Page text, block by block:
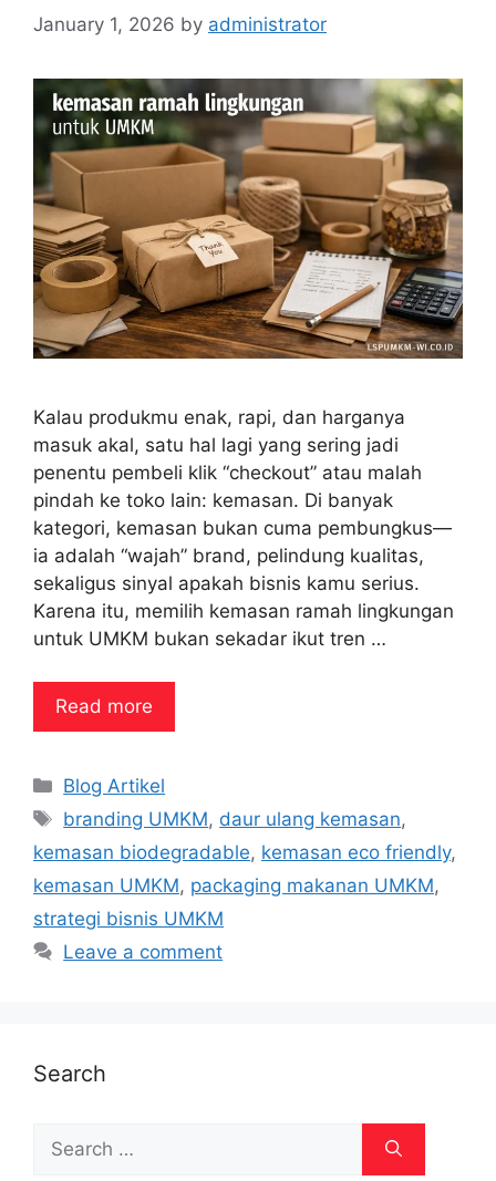
January 1, 2026 by administrator
Kalau produkmu enak, rapi, dan harganya
masuk akal, satu hal lagi yang sering jadi
penentu pembeli klik “checkout” atau malah
pindah ke toko lain: kemasan. Di banyak
kategori, kemasan bukan cuma pembungkus—
ia adalah “wajah” brand, pelindung kualitas,
sekaligus sinyal apakah bisnis kamu serius.
Karena itu, memilih kemasan ramah lingkungan
untuk UMKM bukan sekadar ikut tren …
Read more
Categories
Blog Artikel
Tags
branding UMKM, daur ulang kemasan,
kemasan biodegradable, kemasan eco friendly,
kemasan UMKM, packaging makanan UMKM,
strategi bisnis UMKM
Leave a comment
Search
for: